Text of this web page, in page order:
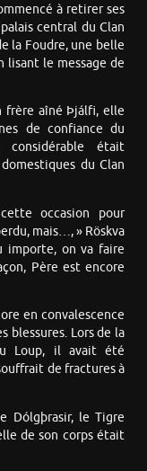
à retirer ses
central du Clan
la Foudre, une belle
lisant le message de
frère aîné Þjálfi, elle
de confiance du
était
du Clan
occasion pour
mais…, » Röskva
importe, on va faire
Père est encore
en convalescence
blessures. Lors de la
Loup, il avait été
de fractures à
Dólgþrasir, le Tigre
de son corps était